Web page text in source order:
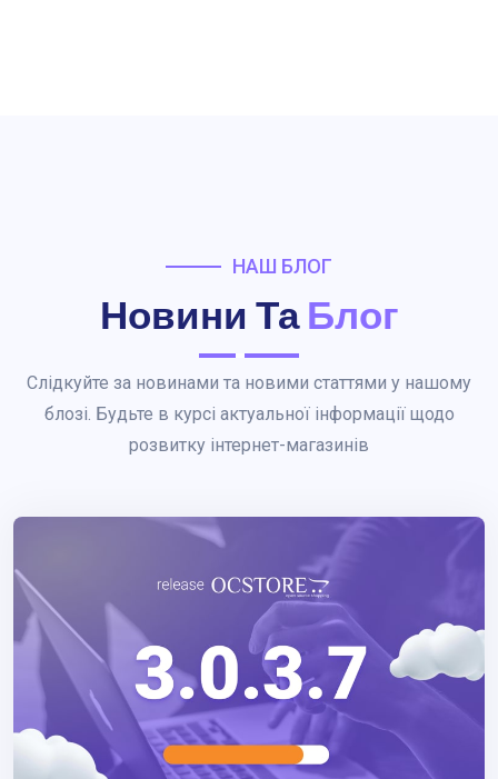
НАШ БЛОГ
Новини ТаБлог
Слідкуйте за новинами та новими статтями у нашому
блозі. Будьте в курсі актуальної інформації щодо
розвитку інтернет-магазинів